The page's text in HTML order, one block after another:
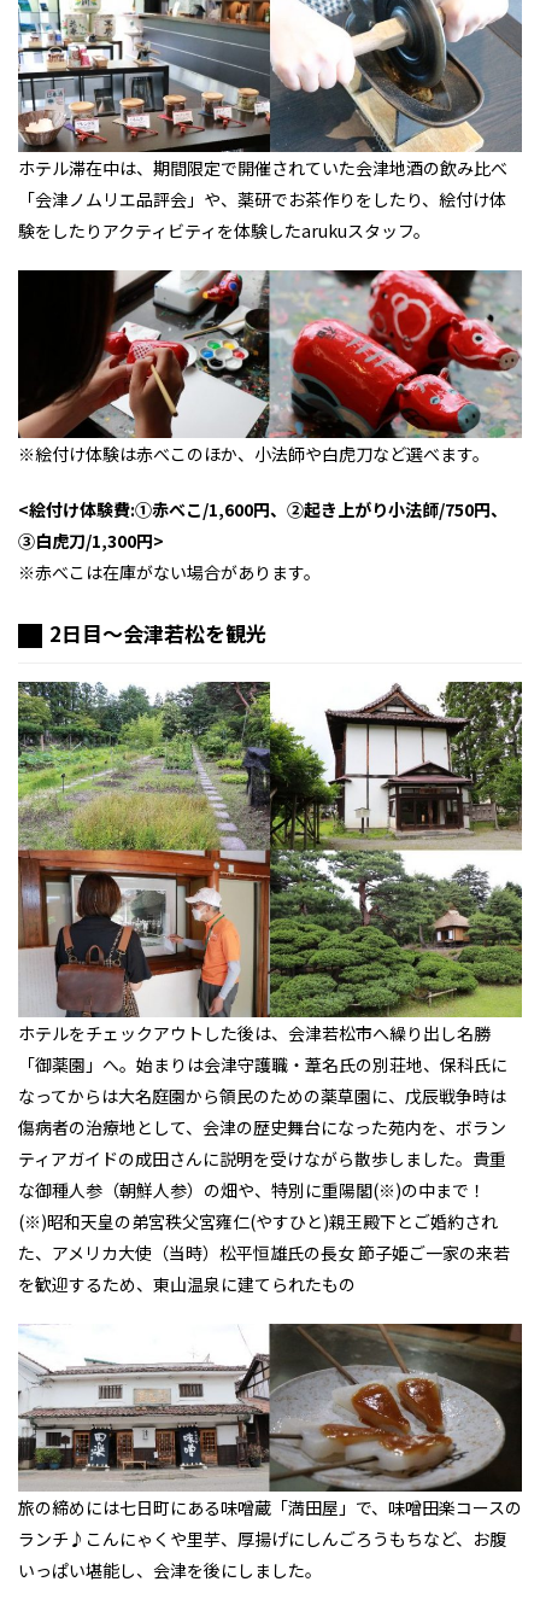
ホテル滞在中は、期間限定で開催されていた会津地酒の飲み比べ
「会津ノムリエ品評会」や、薬研でお茶作りをしたり、絵付け体
験をしたりアクティビティを体験したarukuスタッフ。
※絵付け体験は赤べこのほか、小法師や白虎刀など選べます。
<絵付け体験費:①赤べこ/1,600円、②起き上がり小法師/750円、
③白虎刀/1,300円>
※赤べこは在庫がない場合があります。
2日目～会津若松を観光
ホテルをチェックアウトした後は、会津若松市へ繰り出し名勝
「御薬園」へ。始まりは会津守護職・葦名氏の別荘地、保科氏に
なってからは大名庭園から領民のための薬草園に、戊辰戦争時は
傷病者の治療地として、会津の歴史舞台になった苑内を、ボラン
ティアガイドの成田さんに説明を受けながら散歩しました。貴重
な御種人参（朝鮮人参）の畑や、特別に重陽閣(※)の中まで！
(※)昭和天皇の弟宮秩父宮雍仁(やすひと)親王殿下とご婚約され
た、アメリカ大使（当時）松平恒雄氏の長女 節子姫ご一家の来若
を歓迎するため、東山温泉に建てられたもの
旅の締めには七日町にある味噌蔵「満田屋」で、味噌田楽コースの
ランチ♪こんにゃくや里芋、厚揚げにしんごろうもちなど、お腹
いっぱい堪能し、会津を後にしました。